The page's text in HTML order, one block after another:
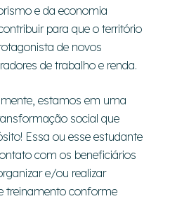
e da economia
para que o território
de novos
de trabalho e renda.
estamos em uma
social que
Essa ou esse estudante
com os beneficiários
e/ou realizar
treinamento conforme